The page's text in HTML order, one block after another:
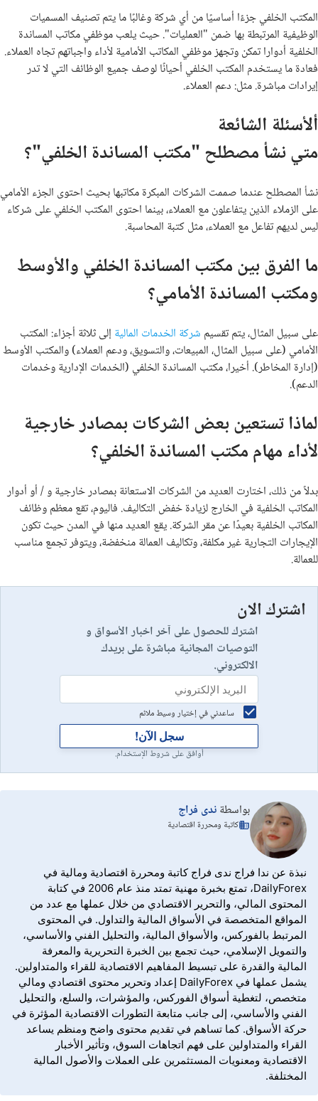
المكتب الخلفي جزءًا أساسيًا من أي شركة وغالبًا ما يتم تصنيف المسميات
الوظيفية المرتبطة بها ضمن "العمليات". حيث يلعب موظفي مكاتب المساندة
الخلفية أدوارا تمكن وتجهز موظفي المكاتب الأمامية لأداء واجباتهم تجاه العملاء.
فعادة ما يستخدم المكتب الخلفي أحيانًا لوصف جميع الوظائف التي لا تدر
إيرادات مباشرة. مثل: دعم العملاء.
ألأسئلة الشائعة
متي نشأ مصطلح "مكتب المساندة الخلفي"؟
نشأ المصطلح عندما صممت الشركات المبكرة مكاتبها بحيث احتوى الجزء الأمامي
على الزملاء الذين يتفاعلون مع العملاء، بينما احتوى المكتب الخلفي على شركاء
ليس لديهم تفاعل مع العملاء، مثل كتبة المحاسبة.
ما الفرق بين مكتب المساندة الخلفي والأوسط
ومكتب المساندة الأمامي؟
على سبيل المثال، يتم تقسيم شركة الخدمات المالية إلى ثلاثة أجزاء: المكتب
الأمامي (على سبيل المثال، المبيعات، والتسويق، ودعم العملاء) والمكتب الأوسط
(إدارة المخاطر). أخيرا، مكتب المساندة الخلفي (الخدمات الإدارية وخدمات
الدعم).
لماذا تستعين بعض الشركات بمصادر خارجية
لأداء مهام مكتب المساندة الخلفي؟
بدلاً من ذلك، اختارت العديد من الشركات الاستعانة بمصادر خارجية و / أو أدوار
المكاتب الخلفية في الخارج لزيادة خفض التكاليف. فاليوم، تقع معظم وظائف
المكاتب الخلفية بعيدًا عن مقر الشركة. يقع العديد منها في المدن حيث تكون
الإيجارات التجارية غير مكلفة، وتكاليف العمالة منخفضة، ويتوفر تجمع مناسب
للعمالة.
اشترك الان
اشترك للحصول على آخر اخبار الأسواق و
التوصيات المجانية مباشرة على بريدك
الالكتروني.
ساعدني في إختيار وسيط ملائم
سجل الآن!
أوافق على شروط الإستخدام.
بواسطةندى فراج
كاتبة ومحررة اقتصادية
نبذة عن ندا فراج ندى فراج كاتبة ومحررة اقتصادية ومالية في
DailyForex، تمتع بخبرة مهنية تمتد منذ عام 2006 في كتابة
المحتوى المالي، والتحرير الاقتصادي من خلال عملها مع عدد من
المواقع المتخصصة في الأسواق المالية والتداول. في المحتوى
المرتبط بالفوركس، والأسواق المالية، والتحليل الفني والأساسي،
والتمويل الإسلامي، حيث تجمع بين الخبرة التحريرية والمعرفة
المالية والقدرة على تبسيط المفاهيم الاقتصادية للقراء والمتداولين.
يشمل عملها في DailyForex إعداد وتحرير محتوى اقتصادي ومالي
متخصص، لتغطية أسواق الفوركس، والمؤشرات، والسلع، والتحليل
الفني والأساسي، إلى جانب متابعة التطورات الاقتصادية المؤثرة في
حركة الأسواق. كما تساهم في تقديم محتوى واضح ومنظم يساعد
القراء والمتداولين على فهم اتجاهات السوق، وتأثير الأخبار
الاقتصادية ومعنويات المستثمرين على العملات والأصول المالية
المختلفة.